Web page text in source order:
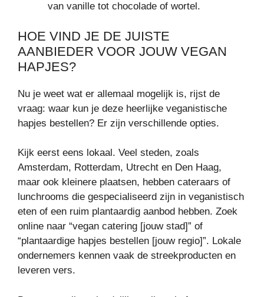
van vanille tot chocolade of wortel.
HOE VIND JE DE JUISTE
AANBIEDER VOOR JOUW VEGAN
HAPJES?
Nu je weet wat er allemaal mogelijk is, rijst de
vraag: waar kun je deze heerlijke veganistische
hapjes bestellen? Er zijn verschillende opties.
Kijk eerst eens lokaal. Veel steden, zoals
Amsterdam, Rotterdam, Utrecht en Den Haag,
maar ook kleinere plaatsen, hebben cateraars of
lunchrooms die gespecialiseerd zijn in veganistisch
eten of een ruim plantaardig aanbod hebben. Zoek
online naar “vegan catering [jouw stad]” of
“plantaardige hapjes bestellen [jouw regio]”. Lokale
ondernemers kennen vaak de streekproducten en
leveren vers.